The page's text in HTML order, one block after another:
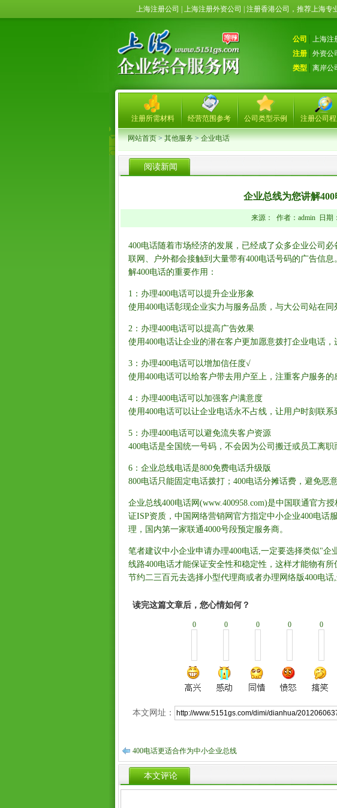
上海注册公司 | 上海注册外资公司 | 注册香港公司，推荐上
公司 上海注
注册
外资公
类型
离岸公
注册所需材料 经营范围参考 公司类型示例 注册公司
网站首页>其他服务>企业电话
阅读新闻
企业总线为您讲解
来源： 作者：admin 日期
400电话随着市场经济的发展，已经成了众多企业公司
联网、户外都会接触到大量带有400电话号码的广告信
解400电话的重要作用：
1：办理400电话可以提升企业形象
使用400电话彰现企业实力与服务品质，与大公司站在同
2：办理400电话可以提高广告效果
使用400电话让企业的潜在客户更加愿意拨打企业电话，
3：办理400电话可以增加信任度√
使用400电话可以给客户带去用户至上，注重客户服务的
4：办理400电话可以加强客户满意度
使用400电话可以让企业电话永不占线，让用户时刻联系
5：办理400电话可以避免流失客户资源
400电话是全国统一号码，不会因为公司搬迁或员工离职
6：企业总线电话是800免费电话升级版
800电话只能固定电话拨打；400电话分摊话费，避免恶
企业总线400电话网(www.400958.com)是中国联通官方
证ISP资质，中国网络营销网官方指定中小企业400电话
理，国内第一家联通4000号段预定服务商。
笔者建议中小企业申请办理400电话,一定要选择类似"
线路400电话才能保证安全性和稳定性，这样才能物有
节约二三百元去选择小型代理商或者办理网络版400电
读完这篇文章后，您心情如何？
0 0 0 0 0
本文网址：
400电话更适合作为中小企业总线
本文评论